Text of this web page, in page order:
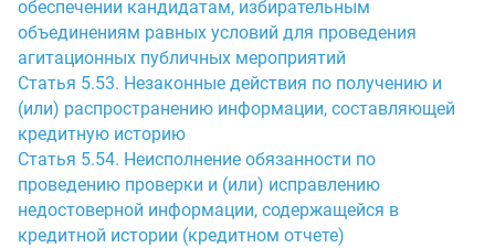
обеспечении кандидатам, избирательным
объединениям равных условий для проведения
агитационных публичных мероприятий
Статья 5.53. Незаконные действия по получению и
(или) распространению информации, составляющей
кредитную историю
Статья 5.54. Неисполнение обязанности по
проведению проверки и (или) исправлению
недостоверной информации, содержащейся в
кредитной истории (кредитном отчете)